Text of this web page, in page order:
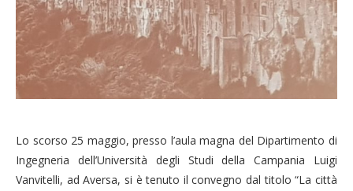
Lo scorso 25 maggio, presso l’aula magna del Dipartimento di
Ingegneria dell’Università degli Studi della Campania Luigi
Vanvitelli, ad Aversa, si è tenuto il convegno dal titolo “La città